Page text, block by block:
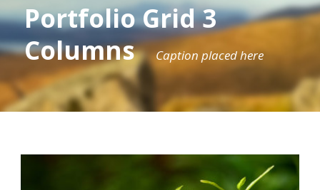
Portfolio Grid 3
Columns
Caption placed here